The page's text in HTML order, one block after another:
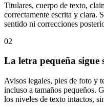
Titulares, cuerpo de texto,
correctamente escrita y clara.
sentido ni correcciones
02
La letra pequeña sigue
Avisos legales, pies de foto y
incluso a tamaños pequeños.
los niveles de texto intactos,